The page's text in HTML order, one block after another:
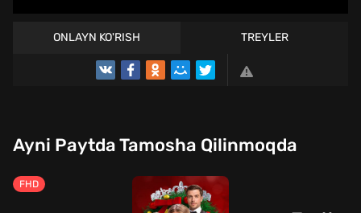
ONLAYN KO'RISH TREYLER
Ayni Paytda Tamosha Qilinmoqda
FHD